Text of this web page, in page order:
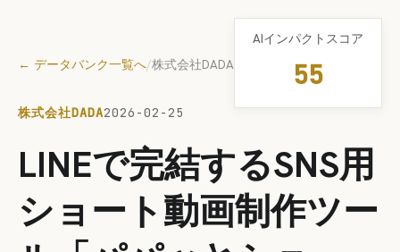
← データバンク一覧へ/株式会社DADA
株式会社DADA2026-02-25
LINEで完結するSNS用
ショート動画制作ツー
AIインパクトスコア
55